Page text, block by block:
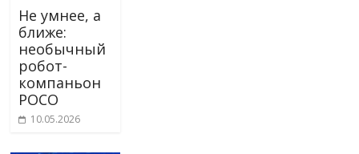
Не умнее, а
ближе:
необычный
робот-
компаньон
POCO
10.05.2026